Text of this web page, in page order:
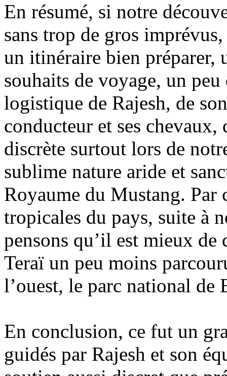
En résumé, si notre
sans trop de gros
un itinéraire bien préparer,
souhaits de voyage, un
logistique de Rajesh, de
conducteur et ses
discrète surtout lors de
sublime nature aride et
Royaume du Mustang. Par
tropicales du pays, suite à
pensons qu’il est mieux
Teraï un peu moins
l’ouest, le parc national de
En conclusion, ce fut un
guidés par Rajesh et son